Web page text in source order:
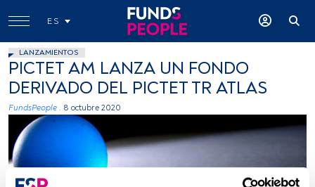
ES
LANZAMIENTOS
PICTET AM LANZA UN FONDO
DERIVADO DEL PICTET TR ATLAS
FundsPeople . 8 octubre 2020